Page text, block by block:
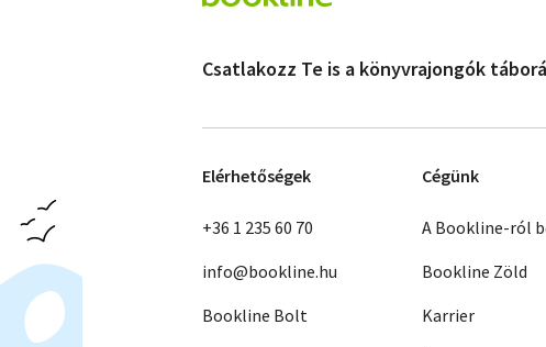
Csatlakozz Te is a könyvrajongók
Elérhetőségek
+36 1 235 60 70
info@bookline.hu
Bookline Bolt
Cégünk
A Bookline-ról
Bookline Zöld
Karrier